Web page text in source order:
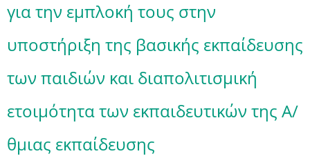
για την εμπλοκή τους στην
υποστήριξη της βασικής εκπαίδευσης
των παιδιών και διαπολιτισμική
ετοιμότητα των εκπαιδευτικών της Α/
θμιας εκπαίδευσης